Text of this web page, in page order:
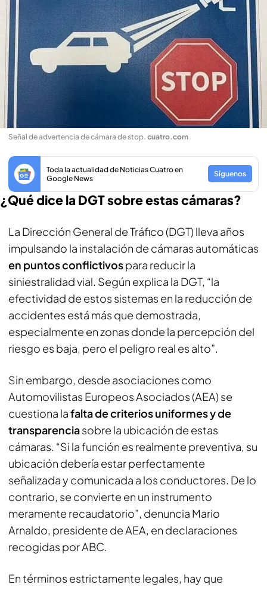
Señal de advertencia de cámara de stop. cuatro.com
Toda la actualidad de Noticias Cuatro en
Google News
Síguenos
¿Qué dice la DGT sobre estas cámaras?
La Dirección General de Tráfico (DGT) lleva años
impulsando la instalación de cámaras automáticas
en puntos conflictivospara reducir la
siniestralidad vial. Según explica la DGT, “la
efectividad de estos sistemas en la reducción de
accidentes está más que demostrada,
especialmente en zonas donde la percepción del
riesgo es baja, pero el peligro real es alto”.
Sin embargo, desde asociaciones como
Automovilistas Europeos Asociados (AEA) se
cuestiona lafalta de criterios uniformes y de
transparenciasobre la ubicación de estas
cámaras. “Si la función es realmente preventiva, su
ubicación debería estar perfectamente
señalizada y comunicada a los conductores. De lo
contrario, se convierte en un instrumento
meramente recaudatorio”, denuncia Mario
Arnaldo, presidente de AEA, en declaraciones
recogidas por ABC.
En términos estrictamente legales, hay que